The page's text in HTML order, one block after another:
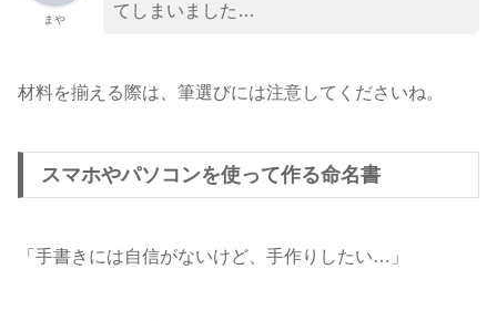
まや
てしまいました…
材料を揃える際は、筆選びには注意してくださいね。
スマホやパソコンを使って作る命名書
「手書きには自信がないけど、手作りしたい…」